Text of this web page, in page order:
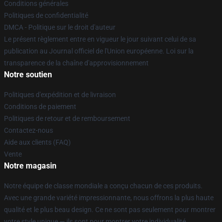
Conditions générales
Politiques de confidentialité
DMCA - Politique sur le droit d'auteur
Le présent règlement entre en vigueur le jour suivant celui de sa
publication au Journal officiel de l'Union européenne. Loi sur la
transparence de la chaîne d'approvisionnement
Notre soutien
Politiques d'expédition et de livraison
Conditions de paiement
Politiques de retour et de remboursement
Contactez-nous
Aide aux clients (FAQ)
Vente
Notre magasin
Notre équipe de classe mondiale a conçu chacun de ces produits.
Avec une grande variété impressionnante, nous offrons la plus haute
qualité et le plus beau design. Ce ne sont pas seulement pour montrer